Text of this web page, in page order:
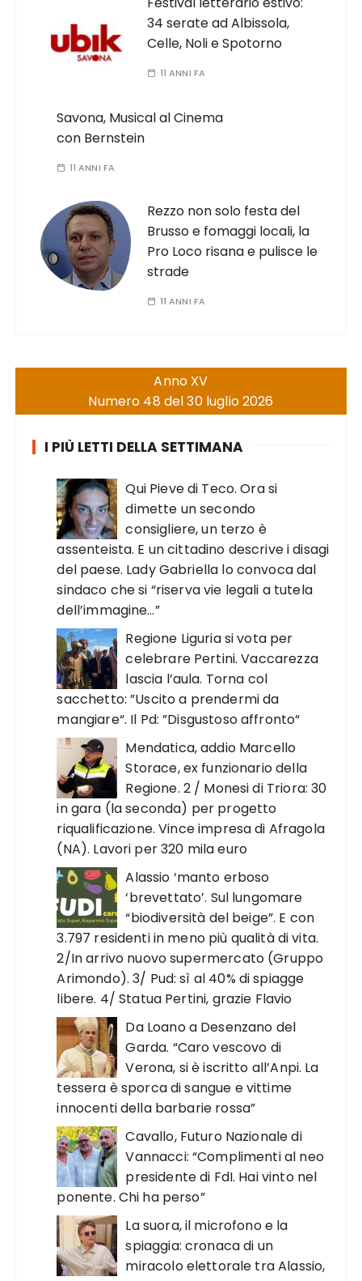
34 serate ad Albissola,
Celle, Noli e Spotorno
11 ANNI FA
Savona, Musical al Cinema
con Bernstein
11 ANNI FA
Rezzo non solo festa del
Brusso e fomaggi locali, la
Pro Loco risana e pulisce le
strade
11 ANNI FA
Anno XV
Numero 48 del 30 luglio 2026
I PIÙ LETTI DELLA SETTIMANA
Qui Pieve di Teco. Ora si
dimette un secondo
consigliere, un terzo è
assenteista. E un cittadino descrive i disagi
del paese. Lady Gabriella lo convoca dal
sindaco che si “riserva vie legali a tutela
dell’immagine…”
Regione Liguria si vota per
celebrare Pertini. Vaccarezza
lascia l’aula. Torna col
sacchetto: ”Uscito a prendermi da
mangiare“. Il Pd: ”Disgustoso affronto“
Mendatica, addio Marcello
Storace, ex funzionario della
Regione. 2 / Monesi di Triora: 30
in gara (la seconda) per progetto
riqualificazione. Vince impresa di Afragola
(NA). Lavori per 320 mila euro
Alassio ‘manto erboso
‘brevettato’. Sul lungomare
“biodiversità del beige”. E con
3.797 residenti in meno più qualità di vita.
2/In arrivo nuovo supermercato (Gruppo
Arimondo). 3/ Pud: sì al 40% di spiagge
libere. 4/ Statua Pertini, grazie Flavio
Da Loano a Desenzano del
Garda. “Caro vescovo di
Verona, si è iscritto all’Anpi. La
tessera è sporca di sangue e vittime
innocenti della barbarie rossa”
Cavallo, Futuro Nazionale di
Vannacci: “Complimenti al neo
presidente di FdI. Hai vinto nel
ponente. Chi ha perso”
La suora, il microfono e la
spiaggia: cronaca di un
miracolo elettorale tra Alassio,